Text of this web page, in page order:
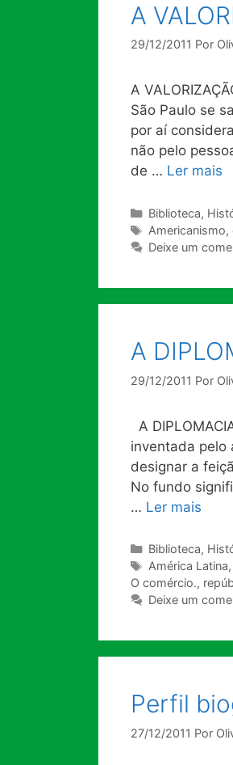
A
29/12/2011 Por
A
São Paulo se
por aí
não pelo
de … Ler mais
Categorias
Biblioteca,
Tags
Americanismo,
Deixe um
A
29/12/2011 Por
A
inventada pelo
designar a
No fundo
… Ler mais
Categorias
Biblioteca,
Tags
América Latina,
O comércio.,
Deixe um
Perfil
27/12/2011 Por